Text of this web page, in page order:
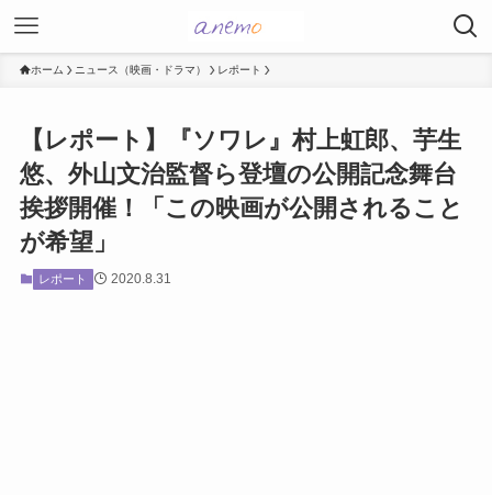
ホーム ニュース（映画・ドラマ） レポート
【レポート】『ソワレ』村上虹郎、芋生
悠、外山文治監督ら登壇の公開記念舞台
挨拶開催！「この映画が公開されること
が希望」
レポート 2020.8.31